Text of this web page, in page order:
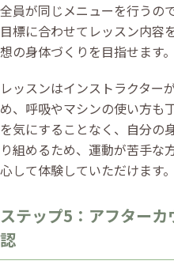
全員が同じメニューを行うの
目標に合わせてレッスン内容
想の身体づくりを目指せます。
レッスンはインストラクター
め、呼吸やマシンの使い方も
を気にすることなく、自分の
り組めるため、運動が苦手な
心して体験していただけます。
ステップ5：アフター
認